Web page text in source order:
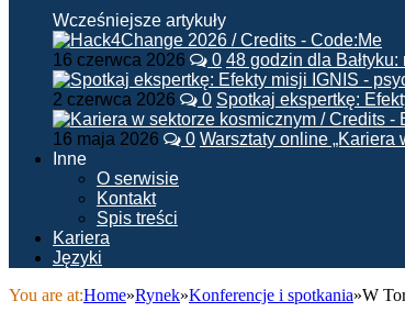
Wcześniejsze artykuły
16 czerwca 2026 0 48 godzin dla
2 czerwca 2026 0 Spotkaj ekspertkę:
16 maja 2026 0 Warsztaty online „Kariera
Inne
O serwisie
Kontakt
Spis treści
Kariera
Języki
You are at:Home»Rynek»Konferencje i spotkania»W